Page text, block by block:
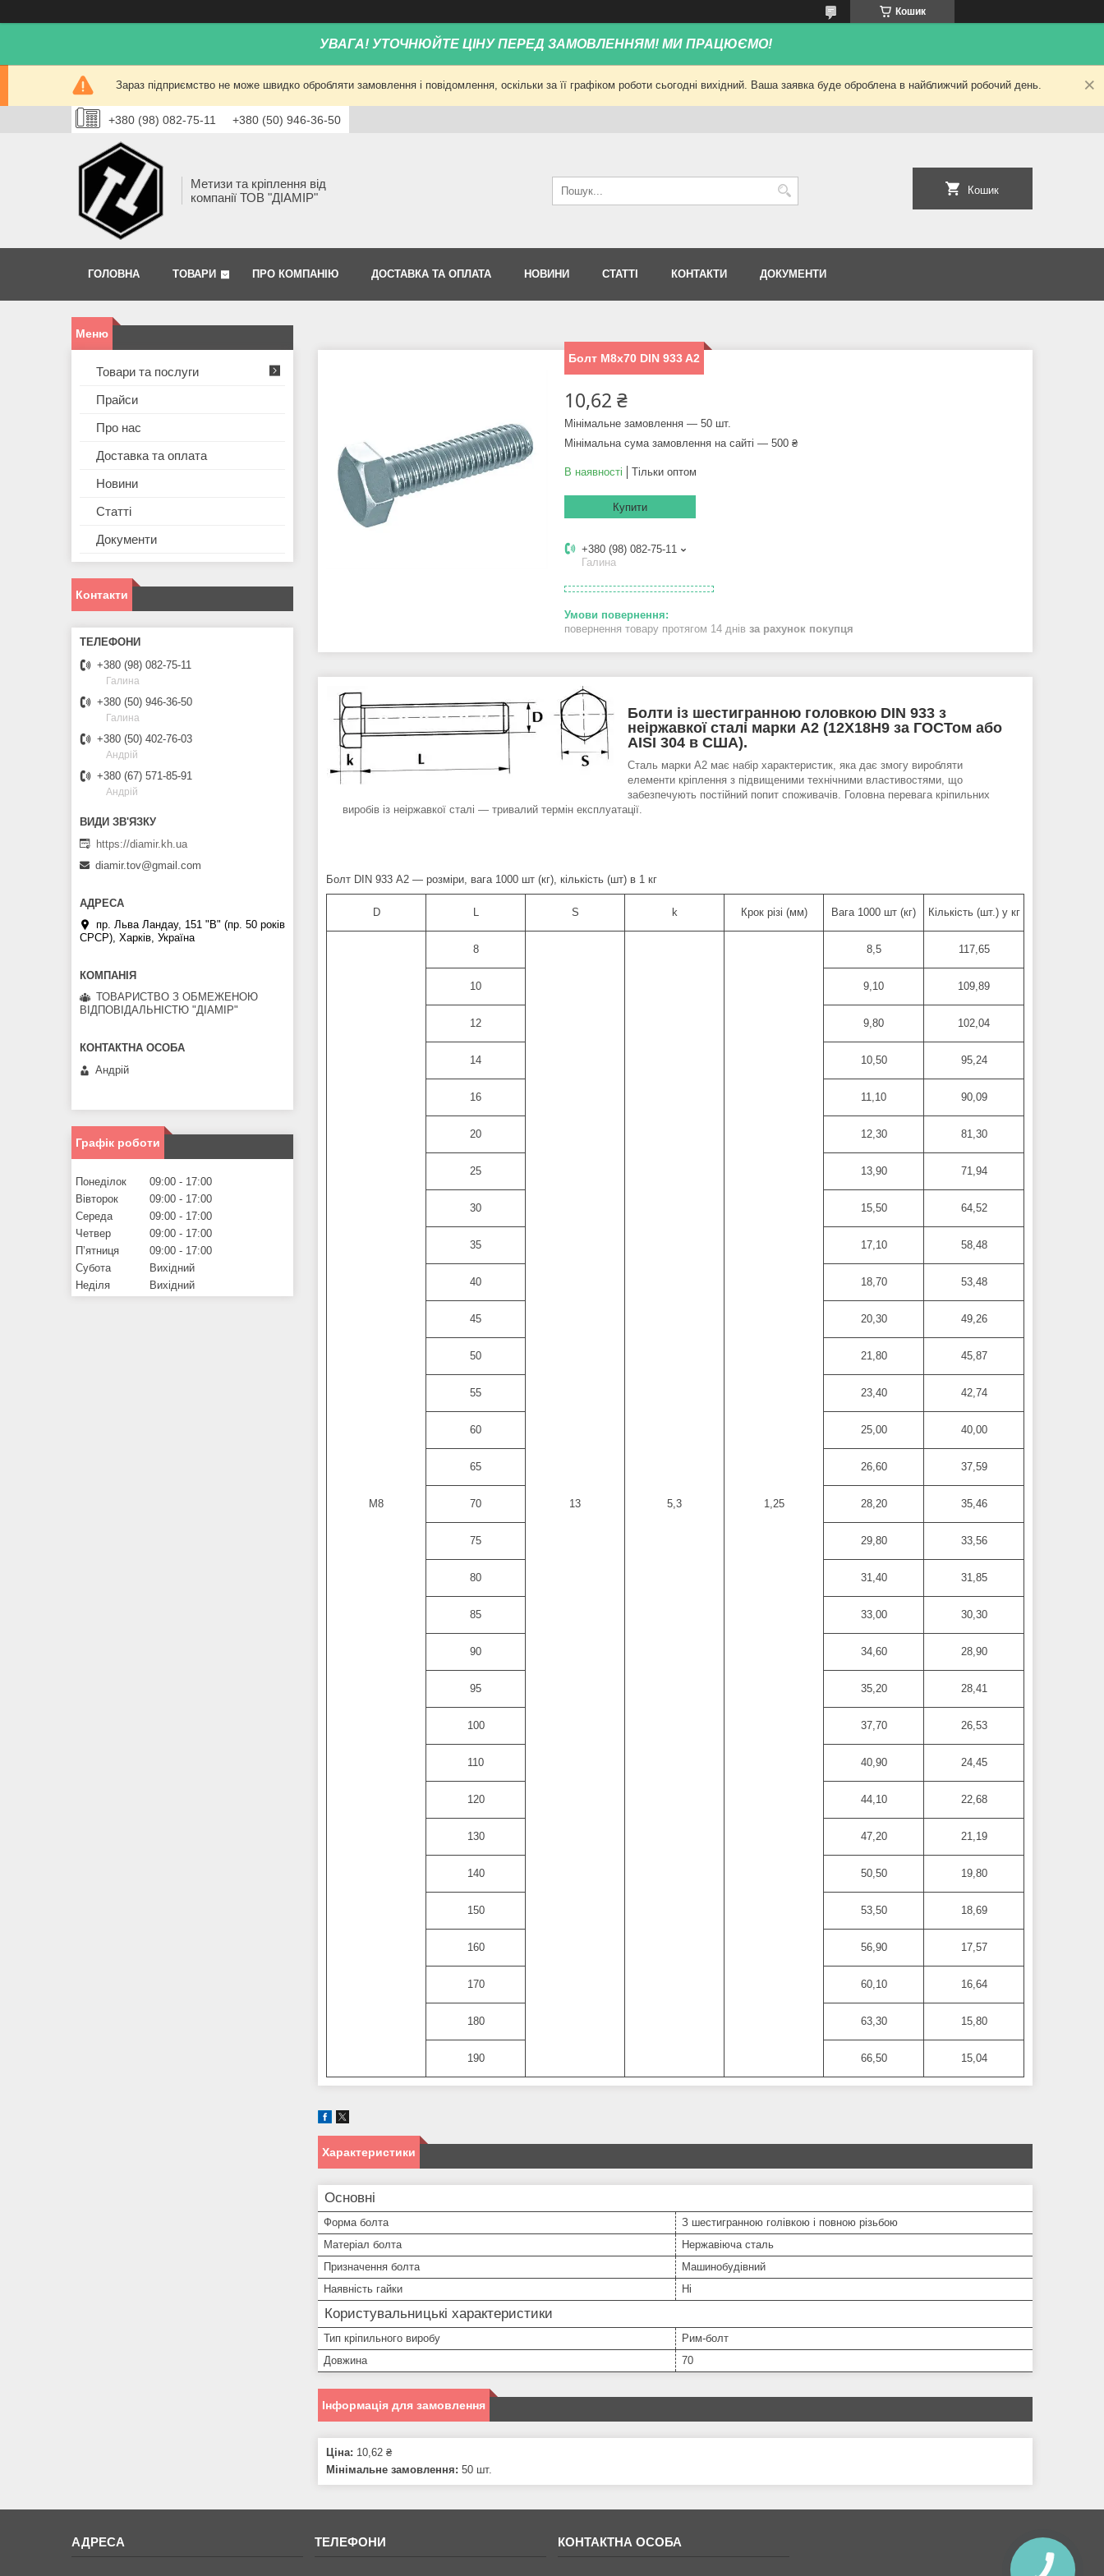
Кошик
УВАГА! УТОЧНЮЙТЕ ЦІНУ ПЕРЕД ЗАМОВЛЕННЯМ! МИ ПРАЦЮЄМО!
Зараз підприємство не може швидко обробляти замовлення і повідомлення, оскільки за її графіком роботи сьогодні вихідний. Ваша заявка буде оброблена в найближчий робочий день.
+380 (98) 082-75-11 +380 (50) 946-36-50
Метизи та кріплення від
компанії ТОВ "ДІАМІР"
Кошик
ГОЛОВНА ТОВАРИ ПРО КОМПАНІЮ ДОСТАВКА ТА ОПЛАТА НОВИНИ СТАТТІ КОНТАКТИ ДОКУМЕНТИ
Болт М8х70 DIN 933 A2
10,62 ₴
Мінімальне замовлення — 50 шт.
Мінімальна сума замовлення на сайті — 500 ₴
В наявності Тільки оптом
Купити
+380 (98) 082-75-11
Галина
повернення товару протягом 14 днів за рахунок покупця
Болти із шестигранною головкою DIN 933 з
неіржавкої сталі марки А2 (12Х18Н9 за ГОСТом або
AISI 304 в США).
Сталь марки А2 має набір характеристик, яка дає змогу виробляти
елементи кріплення з підвищеними технічними властивостями, що
забезпечують постійний попит споживачів. Головна перевага кріпильних
виробів із неіржавкої сталі — тривалий термін експлуатації.
Болт DIN 933 А2 — розміри, вага 1000 шт (кг), кількість (шт) в 1 кг
D S k Крок різі (мм) Вага 1000 шт (кг) Кількість (шт.) у кг
M8
8
13 5,3 1,25
8,5 117,65
10 9,10 109,89
12 9,80 102,04
14 10,50 95,24
16 11,10 90,09
20 12,30 81,30
25 13,90 71,94
30 15,50 64,52
35 17,10 58,48
40 18,70 53,48
45 20,30 49,26
50 21,80 45,87
55 23,40 42,74
60 25,00 40,00
65 26,60 37,59
70 28,20 35,46
75 29,80 33,56
80 31,40 31,85
85 33,00 30,30
90 34,60 28,90
95 35,20 28,41
100 37,70 26,53
110 40,90 24,45
120 44,10 22,68
130 47,20 21,19
140 50,50 19,80
150 53,50 18,69
160 56,90 17,57
170 60,10 16,64
180 63,30 15,80
190 66,50 15,04
Характеристики
Основні
Форма болта
З шестигранною голівкою і повною різьбою
Матеріал болта
Нержавіюча сталь
Призначення болта
Машинобудівний
Наявність гайки
Ні
Користувальницькі характеристики
Тип кріпильного виробу
Рим-болт
Довжина
70
Інформація для замовлення
Ціна: 10,62 ₴
Мінімальне замовлення: 50 шт.
Товари та послуги
Прайси
Про нас
Доставка та оплата
Новини
Статті
Документи
Контакти
+380 (98) 082-75-11
Галина
+380 (50) 946-36-50
Галина
+380 (50) 402-76-03
Андрій
+380 (67) 571-85-91
Андрій
https://diamir.kh.ua
diamir.tov@gmail.com
пр. Льва Ландау, 151 "В" (пр. 50 років
СРСР), Харків, Україна
ТОВАРИСТВО З ОБМЕЖЕНОЮ
ВІДПОВІДАЛЬНІСТЮ "ДІАМІР"
Андрій
Графік роботи
Понеділок 09:00
17:00
Вівторок
09:00
17:00
Середа
09:00
17:00
Четвер
09:00
17:00
Пʼятниця
09:00
17:00
Субота
Вихідний
Неділя
Вихідний